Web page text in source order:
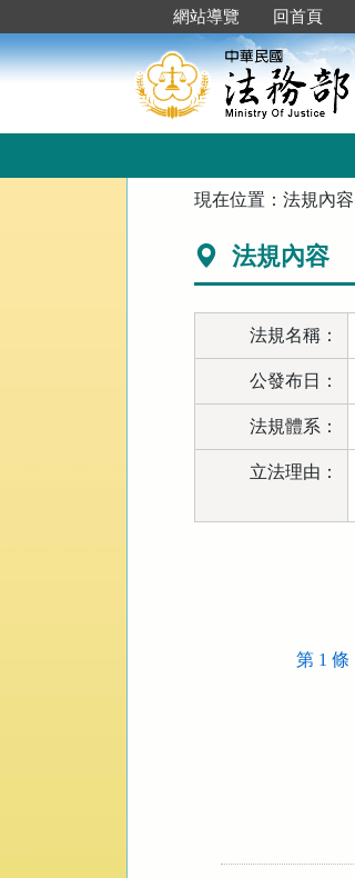
到
主
要
網站導覽 回首頁
現在位置：法規內容
法規內容
法規名稱：
公發布日：
法規體系：
立法理由：
第 1 條